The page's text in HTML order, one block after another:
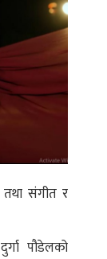
संगीत र
पौडेलको